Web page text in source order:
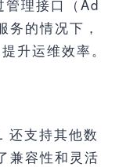
理接口（Ad
的情况下，
升运维效率。
支持其他数
兼容性和灵活